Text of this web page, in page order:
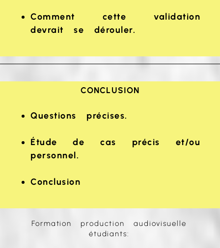
Comment cette validation
devrait se dérouler.
CONCLUSION
Questions précises.
Étude de cas précis et/ou
personnel.
Conclusion
Formation production audiovisuelle
étudiants: